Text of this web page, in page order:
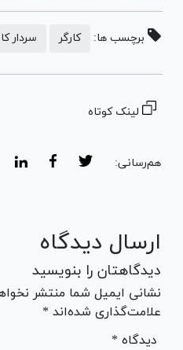
برچسب ها: کارگر سردار
لینک کوتاه
هم‌رسانی:
ارسال دیدگاه
دیدگاهتان را بنویسید
نشانی ایمیل شما منتشر
علامت‌گذاری شده‌اند *
* دیدگاه